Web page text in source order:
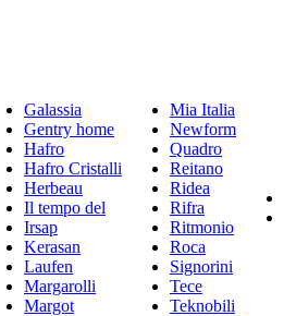
Galassia
Gentry home
Hafro
Hafro Cristalli
Herbeau
Il tempo del
Irsap
Kerasan
Laufen
Margarolli
Margot
Mia Italia
Newform
Quadro
Reitano
Ridea
Rifra
Ritmonio
Roca
Signorini
Tece
Teknobili